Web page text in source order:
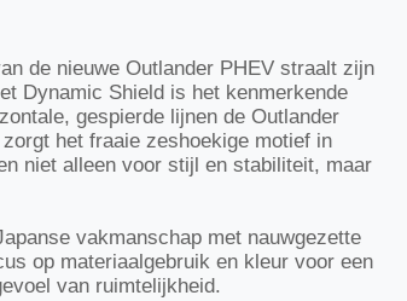
de nieuwe Outlander PHEV straalt zijn
Dynamic Shield is het kenmerkende
gespierde lijnen de Outlander
het fraaie zeshoekige motief in
niet alleen voor stijl en stabiliteit, maar
vakmanschap met nauwgezette
op materiaalgebruik en kleur voor een
van ruimtelijkheid.